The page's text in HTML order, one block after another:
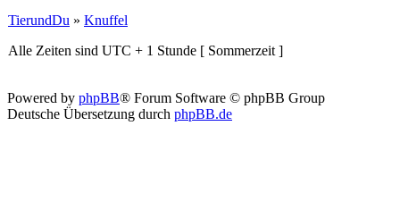
TierundDu » Knuffel
Alle Zeiten sind UTC + 1 Stunde [ Sommerzeit ]
Powered by phpBB® Forum Software © phpBB Group
Deutsche Übersetzung durch phpBB.de